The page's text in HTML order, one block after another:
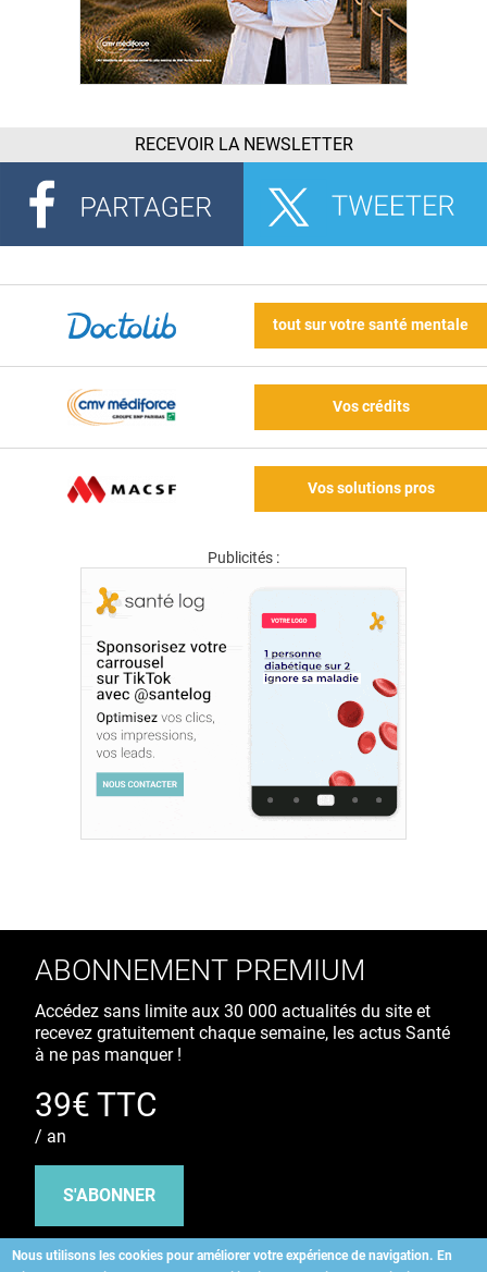
RECEVOIR LA NEWSLETTER
tout sur votre santé mentale
Vos crédits
Vos solutions pros
Publicités :
Nous utilisons les cookies pour améliorer votre expérience de navigation. En
ABONNEMENT PREMIUM
Accédez sans limite aux 30 000 actualités du site et
recevez gratuitement chaque semaine, les actus Santé
à ne pas manquer !
39€ TTC
/ an
S'ABONNER